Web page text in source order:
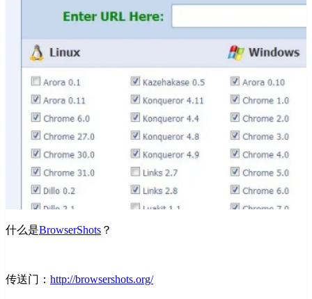
什么是BrowserShots ？
传送门： http://browsershots.org/